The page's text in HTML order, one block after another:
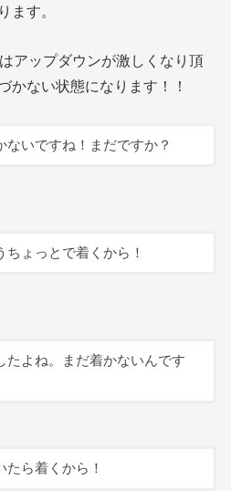
ます。
アップダウンが激しくなり頂
かない状態になります！！
ないですね！まだですか？
ちょっとで着くから！
たよね。まだ着かないんです
たら着くから！